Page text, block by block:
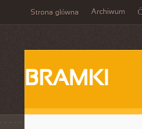
Strona główna Archiwum
BRAMKI